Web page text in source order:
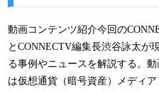
動画コンテンツ紹介今回の
とCONNECTV編集長渋谷詠太が
る事例やニュースを解説する。
は仮想通貨（暗号資産）メディ